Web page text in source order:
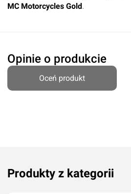
MC Motorcycles Gold .
Opinie o produkcie
Oceń produkt
Produkty z kategorii